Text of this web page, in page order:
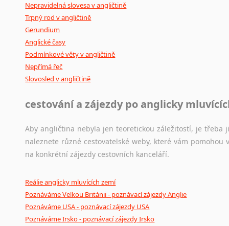
Nepravidelná slovesa v angličtině
Trpný rod v angličtině
Gerundium
Anglické časy
Podmínkové věty v angličtině
Nepřímá řeč
Slovosled v angličtině
cestování a zájezdy po anglicky
Aby angličtina nebyla jen teoretickou záležitostí, je
naleznete různé cestovatelské weby, které vám
na konkrétní zájezdy cestovních kanceláří.
Reálie anglicky mluvících zemí
Poznáváme Velkou Británii - poznávací zájezdy Anglie
Poznáváme USA - poznávací zájezdy USA
Poznáváme Irsko - poznávací zájezdy Irsko